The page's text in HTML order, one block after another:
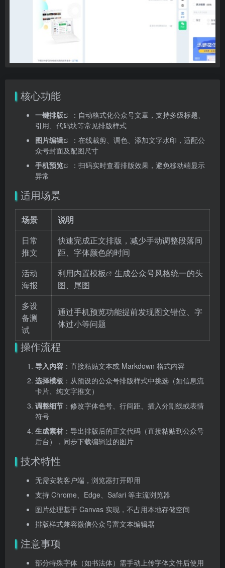
核心功能
一键排版
：自动格式化公众号文章，支持多级标题、
引用、代码块等常见排版样式
图片编辑
：在线裁剪、调色、添加文字水印，适配公
众号封面及配图尺寸
手机预览
：扫码实时查看排版效果，避免移动端显示
异常
适用场景
场景
说明
日常
推文
快速完成正文排版，减少手动调整段落间
距、字体颜色的时间
活动
海报
利用内置模板
生成公众号风格统一的头
图、尾图
多设
备测
试
通过手机预览功能提前发现图文错位、字
体过小等问题
操作流程
导入内容 ：直接粘贴文本或 Markdown 格式内容
选择模板 ：从预设的公众号排版样式中挑选（如信息流
卡片、纯文字推文）
调整细节 ：修改字体色号、行间距、插入分割线或表情
符号
生成素材 ：导出排版后的正文代码（直接粘贴到公众号
后台），同步下载编辑过的图片
技术特性
无需安装客户端，浏览器打开即用
支持 Chrome、Edge、Safari 等主流浏览器
图片处理基于 Canvas 实现，不占用本地存储空间
排版样式兼容微信公众号富文本编辑器
注意事项
部分特殊字体（如书法体）需手动上传字体文件后使用